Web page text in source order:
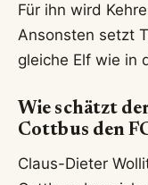
Für ihn wird
Ansonsten setzt
gleiche Elf wie in
Wie schätzt
Cottbus den
Claus-Dieter